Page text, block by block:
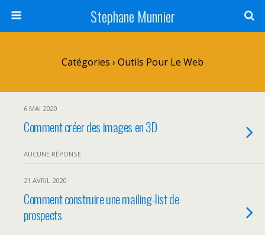
Stephane Munnier
Catégories › Outils Pour Le Web
6 MAI 2020
Comment créer des images en 3D
AUCUNE RÉPONSE
21 AVRIL 2020
Comment construire une mailing-list de
prospects